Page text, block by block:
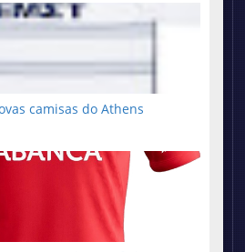
camisas do Athens